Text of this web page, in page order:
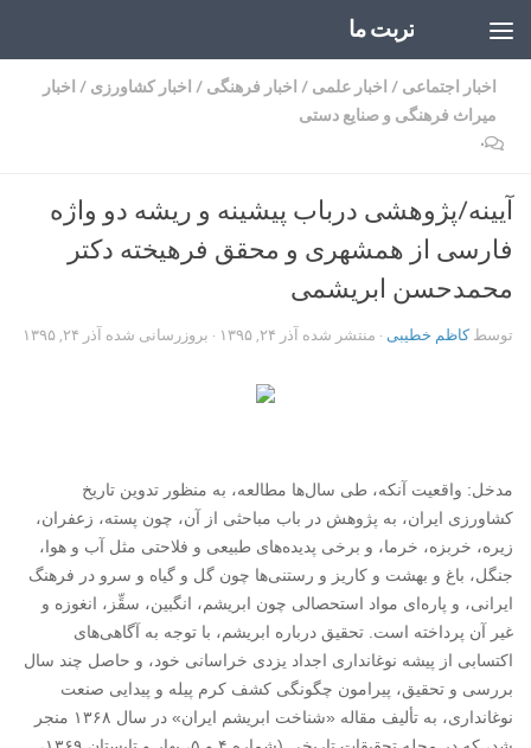
تربت ما
اخبار اجتماعی / اخبار علمی / اخبار فرهنگی / اخبار کشاورزی / اخبار
میراث فرهنگی و صنایع دستی
۰
آیینه/پژوهشی درباب پیشینه و ریشه دو واژه
فارسی از همشهری و محقق فرهیخته دکتر
محمدحسن ابریشمی
توسطکاظم خطیبی · منتشر شده آذر ۲۴, ۱۳۹۵ · بروزرسانی شده آذر ۲۴, ۱۳۹۵
مدخل: واقعیت آنکه، طی سال‌ها مطالعه، به منظور تدوین تاریخ
کشاورزی ایران، به پژوهش در باب مباحثی از آن، چون پسته، زعفران،
زیره، خربزه، خرما، و برخی پدیده‌های طبیعی و فلاحتی مثل آب و هوا،
جنگل،‌ باغ و بهشت و کاریز و رستنی‌ها چون گل و گیاه و سرو در فرهنگ
ایرانی، و پاره‌ای مواد استحصالی چون ابریشم، انگبین، سقِّز، انغوزه و
غیر آن پرداخته است. تحقیق درباره ابریشم، با توجه به آگاهی‌های
اکتسابی از پیشه نوغانداری اجداد یزدی خراسانی خود، و حاصل چند سال
بررسی و تحقیق، پیرامون چگونگی کشف کرم پیله و پیدایی صنعت
نوغانداری، به تألیف مقاله «شناخت ابریشم ایران» در سال ۱۳۶۸ منجر